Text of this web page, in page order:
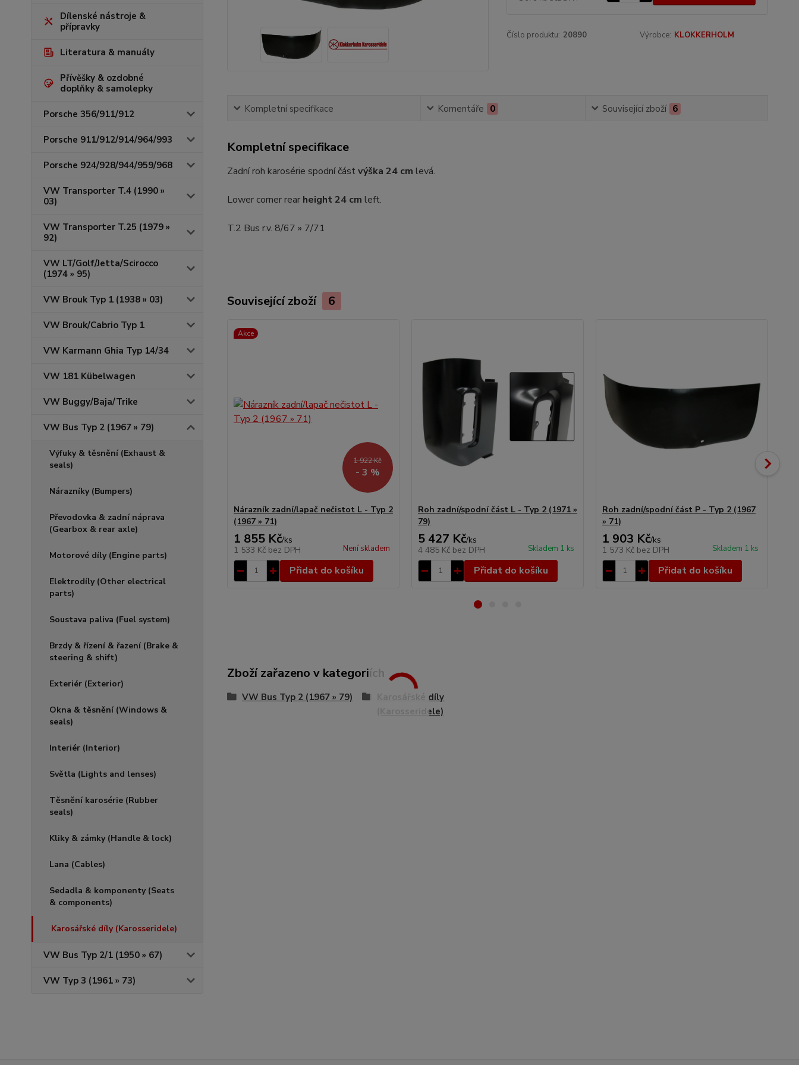
Dílenské nástroje &
přípravky
Literatura & manuály
Přívěšky & ozdobné
doplňky & samolepky
Porsche 356/911/912
Porsche 911/912/914/964/993
Porsche 924/928/944/959/968
VW Transporter T.4 (1990 »
03)
VW Transporter T.25 (1979 »
92)
VW LT/Golf/Jetta/Scirocco
(1974 » 95)
VW Brouk Typ 1 (1938 » 03)
VW Brouk/Cabrio Typ 1
VW Karmann Ghia Typ 14/34
VW 181 Kübelwagen
VW Buggy/Baja/Trike
VW Bus Typ 2 (1967 » 79)
Výfuky & těsnění (Exhaust &
seals)
Nárazníky (Bumpers)
Převodovka & zadní náprava
(Gearbox & rear axle)
Motorové díly (Engine parts)
Elektrodíly (Other electrical
parts)
Soustava paliva (Fuel system)
Brzdy & řízení & řazení (Brake &
steering & shift)
Exteriér (Exterior)
Okna & těsnění (Windows &
seals)
Interiér (Interior)
Světla (Lights and lenses)
Těsnění karosérie (Rubber
seals)
Kliky & zámky (Handle & lock)
Lana (Cables)
Sedadla & komponenty (Seats
& components)
Karosářské díly (Karosseridele)
VW Bus Typ 2/1 (1950 » 67)
VW Typ 3 (1961 » 73)
Číslo produktu: 20890 Výrobce: KLOKKERHOLM
Kompletní specifikace Komentáře 0 Související zboží 6
Kompletní specifikace
Zadní roh karosérie spodní částvýška 24 cm levá.
Lower corner rear height 24 cm left.
T.2 Bus r.v. 8/67 » 7/71
Související zboží 6
Akce
1 922 Kč
- 3 %
Nárazník zadní/lapač nečistot L - Typ 2
(1967 » 71)
1 855 Kč/ks
1 533 Kč bez DPH Není skladem
Přidat do košíku
Roh zadní/spodní část L - Typ 2 (1971 »
79)
5 427 Kč/ks
4 485 Kč bez DPH Skladem 1 ks
Přidat do košíku
Roh zadní/spodní část P - Typ 2 (1967
» 71)
1 903 Kč/ks
1 573 Kč bez DPH Skladem 1 ks
Přidat do košíku
Zboží zařazeno v kategoriích
VW Bus Typ 2 (1967 » 79)
Karosářské díly
(Karosseridele)